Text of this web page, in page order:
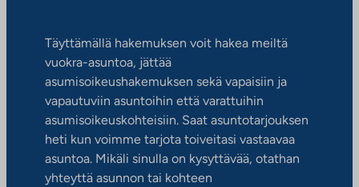
Täyttämällä hakemuksen voit hakea meiltä
vuokra-asuntoa, jättää
asumisoikeushakemuksen sekä vapaisiin ja
vapautuviin asuntoihin että varattuihin
asumisoikeuskohteisiin. Saat asuntotarjouksen
heti kun voimme tarjota toiveitasi vastaavaa
asuntoa. Mikäli sinulla on kysyttävää, otathan
yhteyttä asunnon tai kohteen